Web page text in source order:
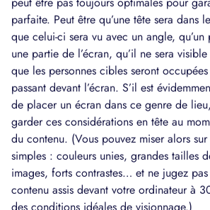
parfaite. Peut être qu’une tête sera dans
que celui-ci sera vu avec un angle,
une partie de l’écran, qu’il ne sera
que les personnes cibles seront
passant devant l’écran. S’il est
de placer un écran dans ce genre de
garder ces considérations en tête au
du contenu. (Vous pouvez miser alors
simples : couleurs unies, grandes tailles
images, forts contrastes… et ne jugez
contenu assis devant votre ordinateur à